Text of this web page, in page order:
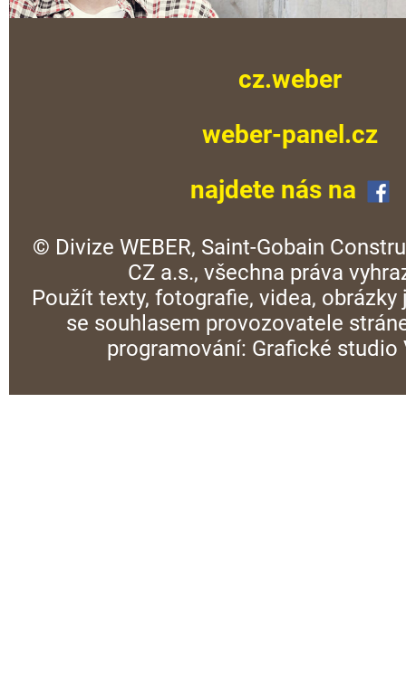
cz.weber
weber-panel.cz
najdete nás na
© Divize WEBER, Saint-Gobain
CZ a.s., všechna práva
Použít texty, fotografie, videa, obrázky
se souhlasem provozovatele
programování: Grafické studio